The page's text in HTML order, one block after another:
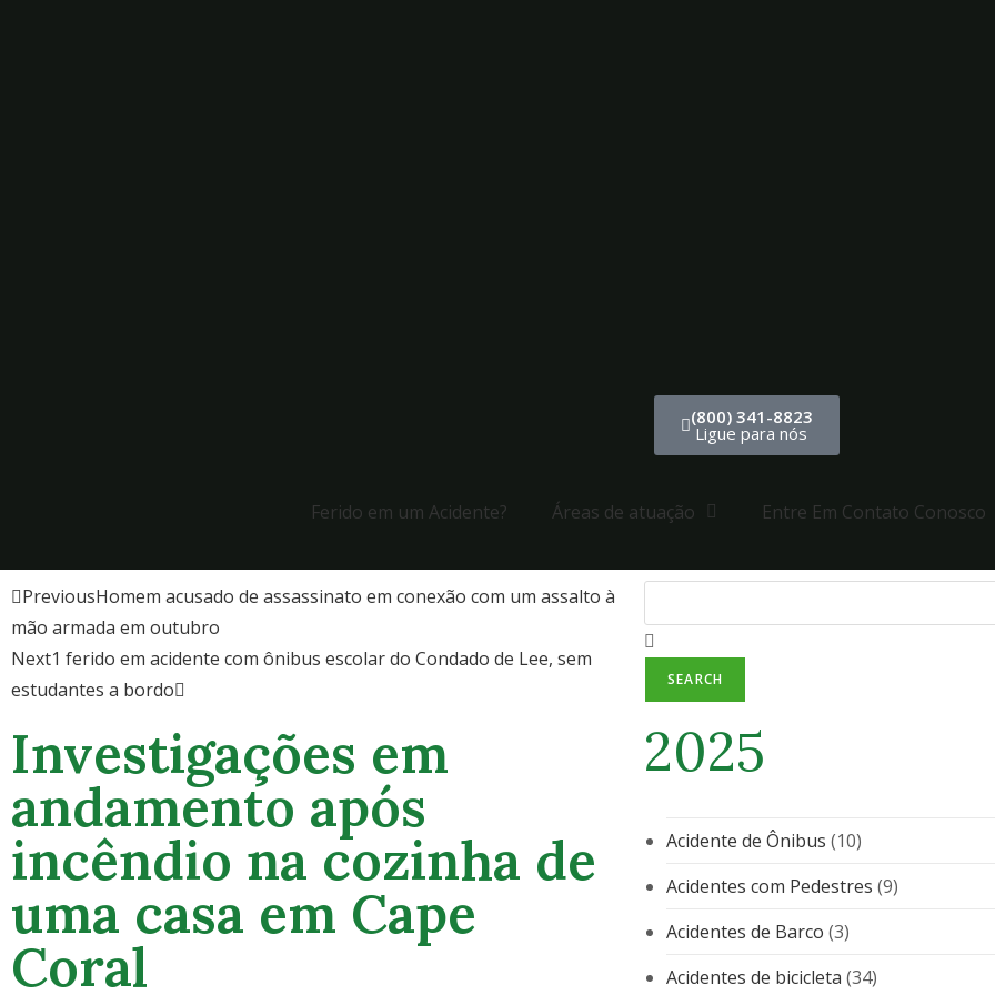
(800) 341-8823
Ligue para nós
Ferido em um Acidente? Áreas de atuação Entre Em Contato Conosco
PreviousHomem acusado de assassinato em conexão com um assalto à
mão armada em outubro
Next1 ferido em acidente com ônibus escolar do Condado de Lee, sem
estudantes a bordo
Investigações em
andamento após
incêndio na cozinha de
uma casa em Cape
Coral
SEARCH
2025
Acidente de Ônibus (10)
Acidentes com Pedestres (9)
Acidentes de Barco (3)
Acidentes de bicicleta (34)